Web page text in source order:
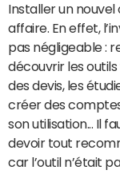
Installer un nouvel
affaire. En effet,
pas négligeable :
découvrir les
des devis, les
créer des
son utilisation... Il
devoir tout
car l’outil n’était